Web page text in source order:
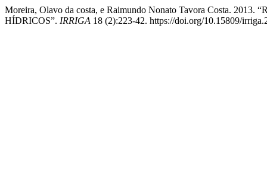
Moreira, Olavo da costa, e Raimundo Nonato Tavora Costa.
HÍDRICOS”. IRRIGA 18 (2):223-42. https://doi.org/10.15809/